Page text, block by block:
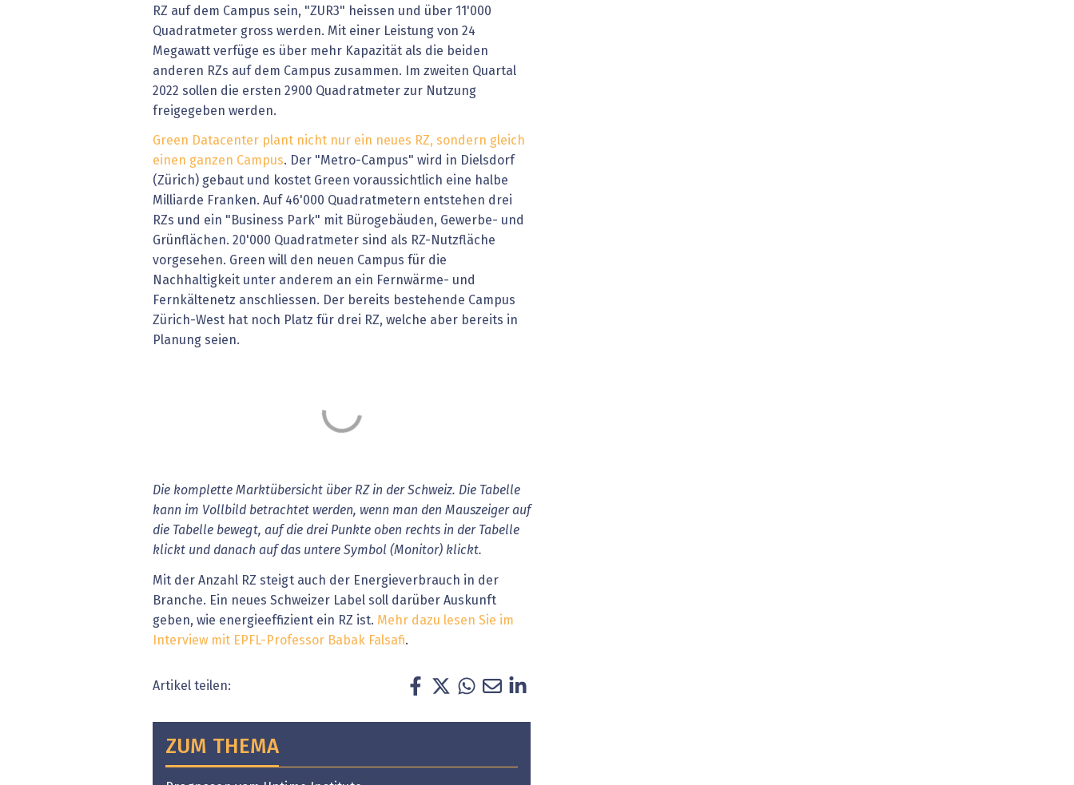
RZ auf dem Campus sein, "ZUR3" heissen und über 11'000
Quadratmeter gross werden. Mit einer Leistung von 24
Megawatt verfüge es über mehr Kapazität als die beiden
anderen RZs auf dem Campus zusammen. Im zweiten Quartal
2022 sollen die ersten 2900 Quadratmeter zur Nutzung
freigegeben werden.
Green Datacenter plant nicht nur ein neues RZ, sondern gleich
einen ganzen Campus. Der "Metro-Campus" wird in Dielsdorf
(Zürich) gebaut und kostet Green voraussichtlich eine halbe
Milliarde Franken. Auf 46'000 Quadratmetern entstehen drei
RZs und ein "Business Park" mit Bürogebäuden, Gewerbe- und
Grünflächen. 20'000 Quadratmeter sind als RZ-Nutzfläche
vorgesehen. Green will den neuen Campus für die
Nachhaltigkeit unter anderem an ein Fernwärme- und
Fernkältenetz anschliessen. Der bereits bestehende Campus
Zürich-West hat noch Platz für drei RZ, welche aber bereits in
Planung seien.
Die komplette Marktübersicht über RZ in der Schweiz. Die Tabelle
kann im Vollbild betrachtet werden, wenn man den Mauszeiger auf
die Tabelle bewegt, auf die drei Punkte oben rechts in der Tabelle
klickt und danach auf das untere Symbol (Monitor) klickt.
Mit der Anzahl RZ steigt auch der Energieverbrauch in der
Branche. Ein neues Schweizer Label soll darüber Auskunft
geben, wie energieeffizient ein RZ ist. Mehr dazu lesen Sie im
Interview mit EPFL-Professor Babak Falsafi.
Artikel teilen:
ZUM THEMA